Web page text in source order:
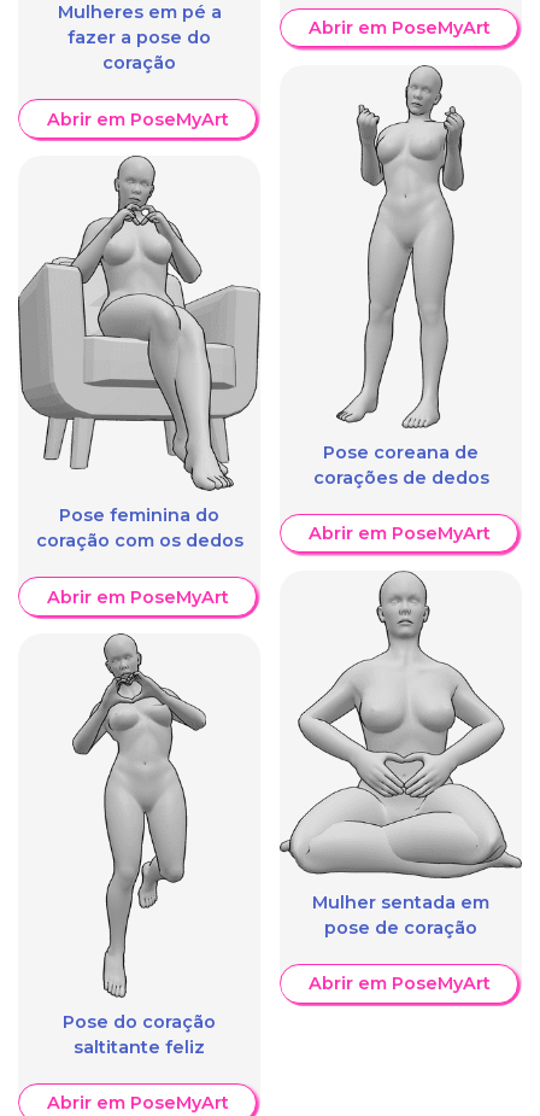
Mulheres em pé a
fazer a pose do
coração
Abrir em PoseMyArt
Pose feminina do
coração com os dedos
Abrir em PoseMyArt
Pose do coração
saltitante feliz
Abrir em PoseMyArt
Abrir em PoseMyArt
Pose coreana de
corações de dedos
Abrir em PoseMyArt
Mulher sentada em
pose de coração
Abrir em PoseMyArt